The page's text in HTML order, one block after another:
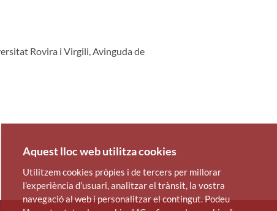
Rovira i Virgili, Avinguda de
Aquest lloc web utilitza cookies
Utilitzem cookies pròpies i de tercers per millorar
l’experiència d’usuari, analitzar el trànsit, la vostra
navegació al web i personalitzar el contingut. Podeu